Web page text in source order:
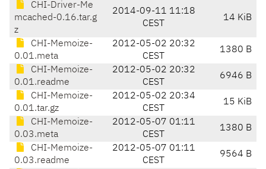
CHI-Driver-Me
mcached-0.16.tar.g
z
2014-09-11 11:18
CEST
14 KiB
CHI-Memoize-
0.01.meta
2012-05-02 20:32
CEST
1380 B
CHI-Memoize-
0.01.readme
2012-05-02 20:32
CEST
6946 B
CHI-Memoize-
0.01.tar.gz
2012-05-02 20:34
CEST
15 KiB
CHI-Memoize-
0.03.meta
2012-05-07 01:11
CEST
1380 B
CHI-Memoize-
0.03.readme
2012-05-07 01:11
CEST
9564 B